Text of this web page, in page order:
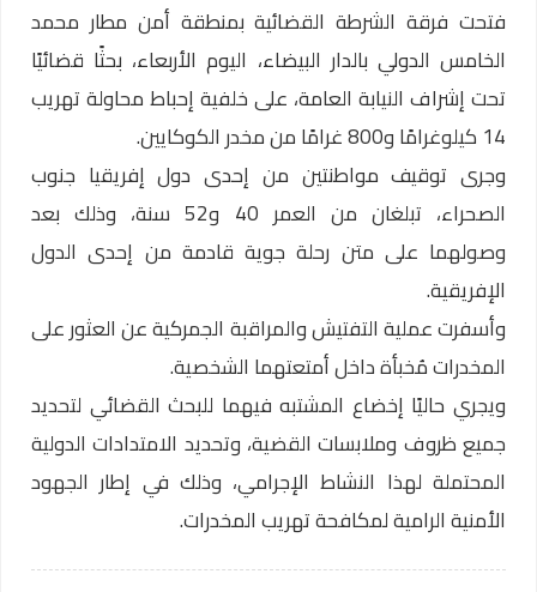
فتحت فرقة الشرطة القضائية بمنطقة أمن مطار محمد
الخامس الدولي بالدار البيضاء، اليوم الأربعاء، بحثًا قضائيًا
تحت إشراف النيابة العامة، على خلفية إحباط محاولة تهريب
14 كيلوغرامًا و800 غرامًا من مخدر الكوكايين.
وجرى توقيف مواطنتين من إحدى دول إفريقيا جنوب
الصحراء، تبلغان من العمر 40 و52 سنة، وذلك بعد
وصولهما على متن رحلة جوية قادمة من إحدى الدول
الإفريقية.
وأسفرت عملية التفتيش والمراقبة الجمركية عن العثور على
المخدرات مُخبأة داخل أمتعتهما الشخصية.
ويجري حاليًا إخضاع المشتبه فيهما للبحث القضائي لتحديد
جميع ظروف وملابسات القضية، وتحديد الامتدادات الدولية
المحتملة لهذا النشاط الإجرامي، وذلك في إطار الجهود
الأمنية الرامية لمكافحة تهريب المخدرات.